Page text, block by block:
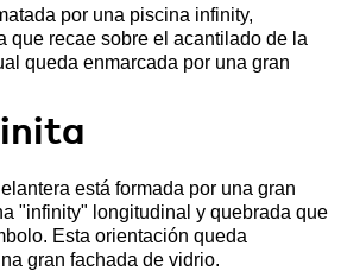
por una piscina infinity,
que recae sobre el acantilado de la
queda enmarcada por una gran
está formada por una gran
"infinity" longitudinal y quebrada que
Esta orientación queda
gran fachada de vidrio.